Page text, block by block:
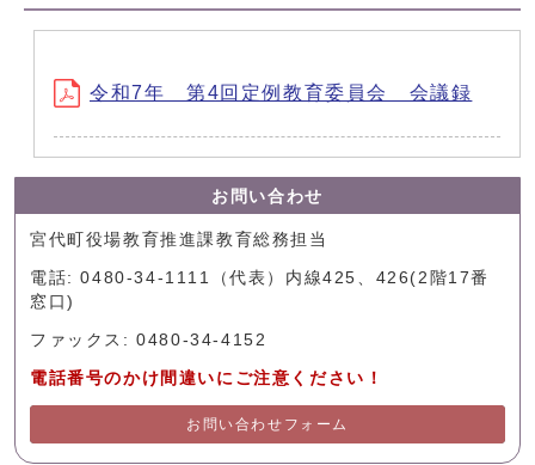
令和7年 第4回定例教育委員会 会議録
お問い合わせ
宮代町役場教育推進課教育総務担当
電話: 0480-34-1111（代表）内線425、426(2階17番
窓口)
ファックス: 0480-34-4152
電話番号のかけ間違いにご注意ください！
お問い合わせフォーム